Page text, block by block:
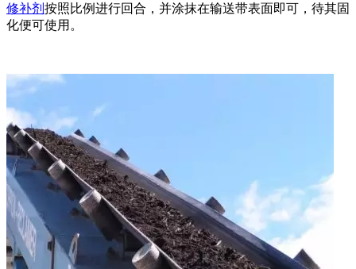
修补剂 按照比例进行回合，并涂抹在输送带表面即可，待其固
化便可使用。